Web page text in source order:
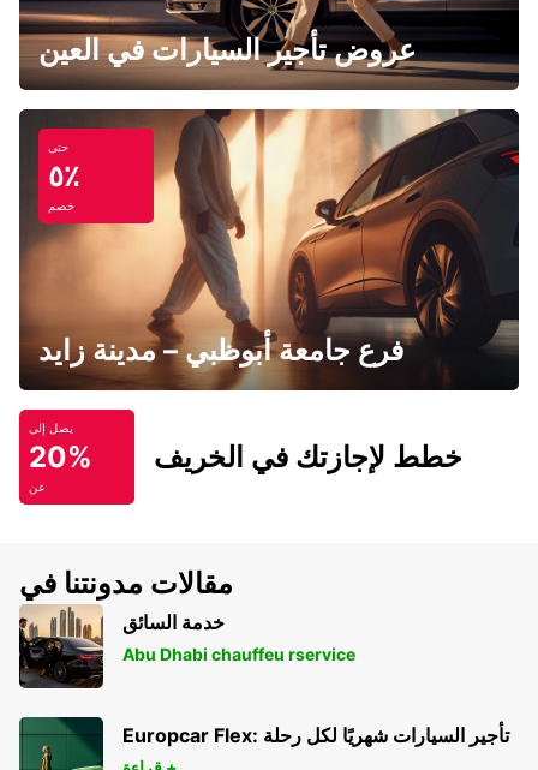
عروض تأجير السيارات في العين
حتى
٥٪
خصم
فرع جامعة أبوظبي – مدينة زايد
يصل إلى
20%
عن
خطط لإجازتك في الخريف
مقالات مدونتنا في
خدمة السائق
Abu Dhabi chauffeu rservice
Europcar Flex: تأجير السيارات شهريًا لكل رحلة